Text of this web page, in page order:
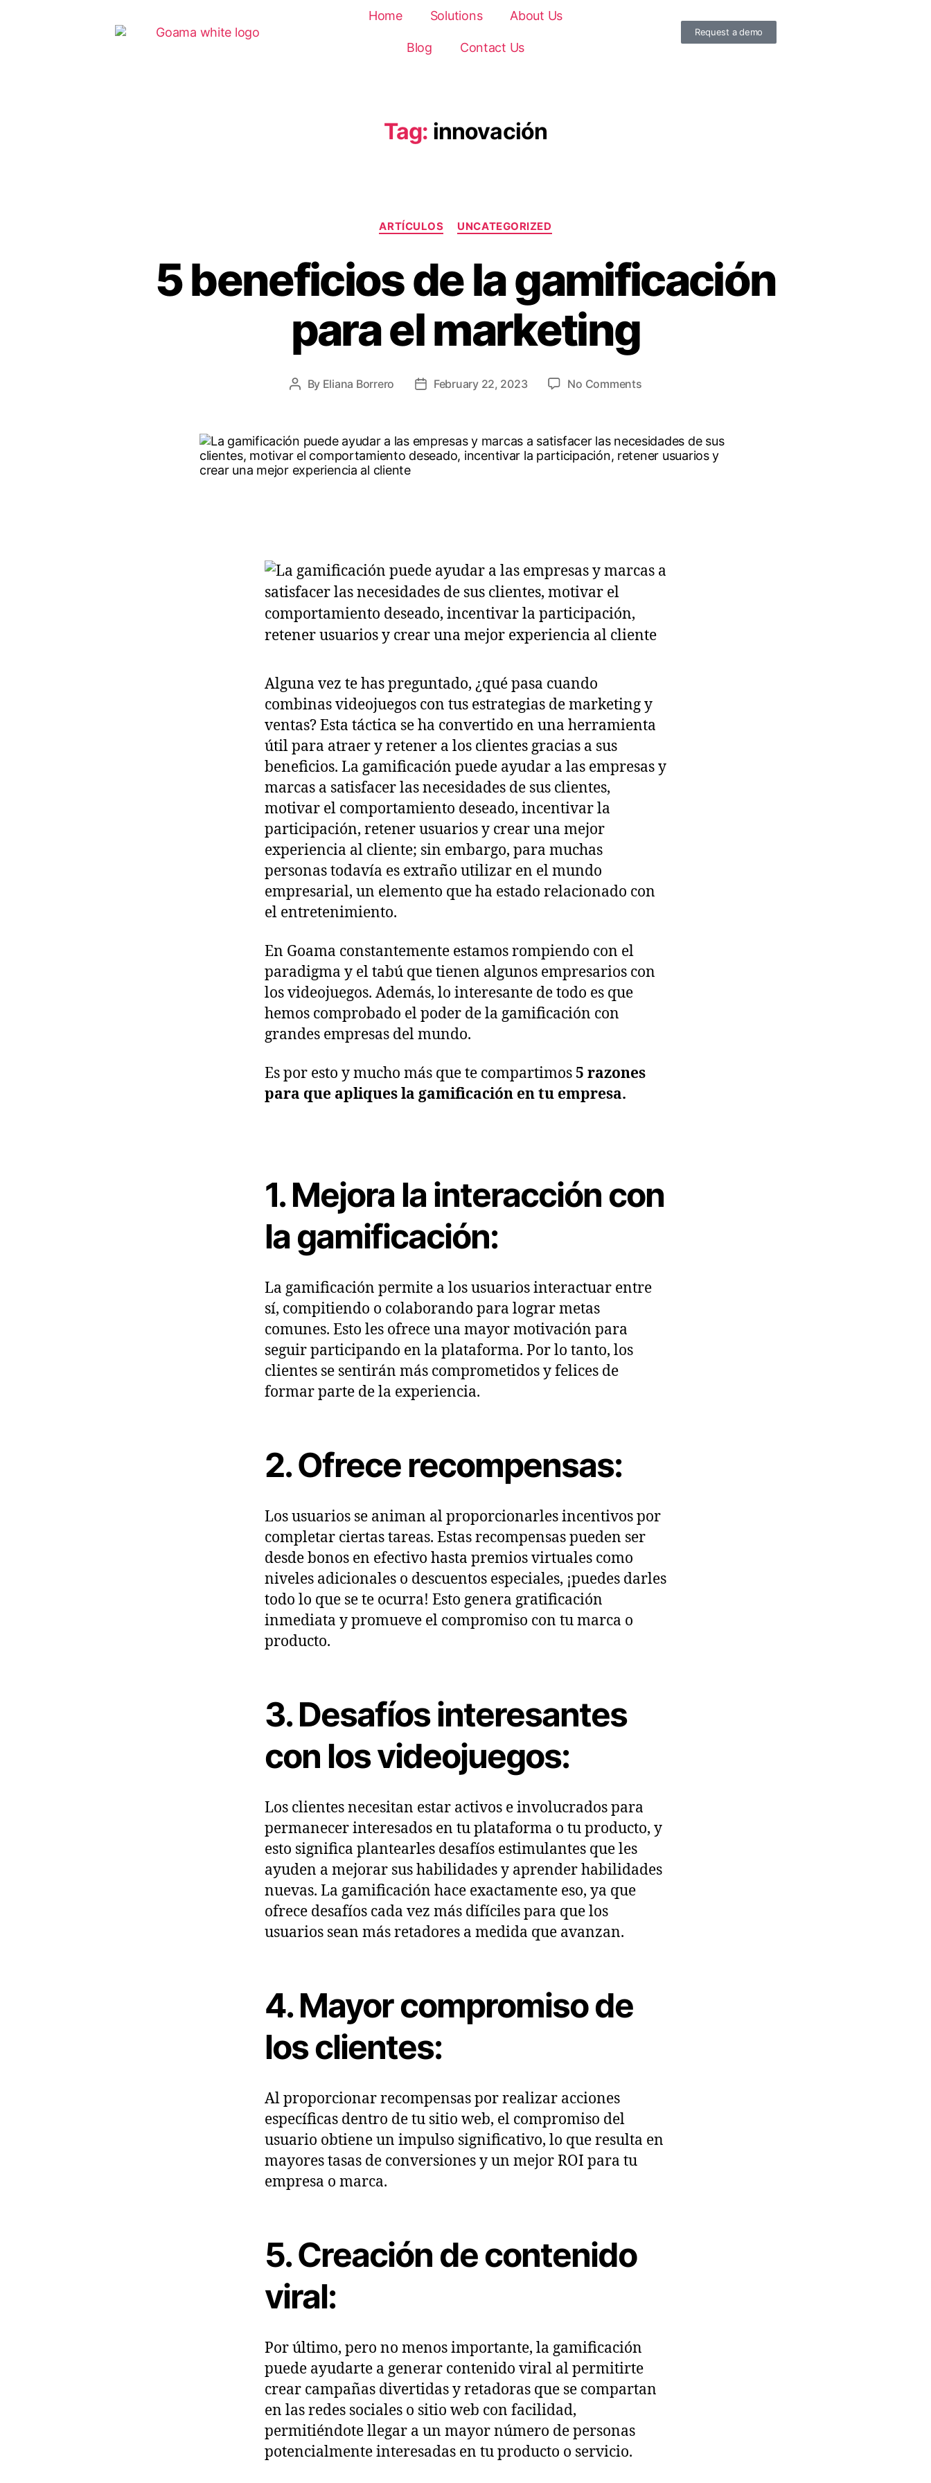
Home Solutions About Us
Blog Contact Us
Request a demo
Tag: innovación
ARTÍCULOS UNCATEGORIZED
5 beneficios de la gamificación
para el marketing
By Eliana Borrero February 22, 2023 No Comments
Alguna vez te has preguntado, ¿qué pasa cuando
combinas videojuegos con tus estrategias de marketing y
ventas? Esta táctica se ha convertido en una herramienta
útil para atraer y retener a los clientes gracias a sus
beneficios. La gamificación puede ayudar a las empresas y
marcas a satisfacer las necesidades de sus clientes,
motivar el comportamiento deseado, incentivar la
participación, retener usuarios y crear una mejor
experiencia al cliente; sin embargo, para muchas
personas todavía es extraño utilizar en el mundo
empresarial, un elemento que ha estado relacionado con
el entretenimiento.
En Goama constantemente estamos rompiendo con el
paradigma y el tabú que tienen algunos empresarios con
los videojuegos. Además, lo interesante de todo es que
hemos comprobado el poder de la gamificación con
grandes empresas del mundo.
Es por esto y mucho más que te compartimos5 razones
para que apliques la gamificación en tu empresa.
1.Mejora la interacción con
la gamificación:
La gamificación permite a los usuarios interactuar entre
sí, compitiendo o colaborando para lograr metas
comunes. Esto les ofrece una mayor motivación para
seguir participando en la plataforma. Por lo tanto, los
clientes se sentirán más comprometidos y felices de
formar parte de la experiencia.
2. Ofrece recompensas:
Los usuarios se animan al proporcionarles incentivos por
completar ciertas tareas. Estas recompensas pueden ser
desde bonos en efectivo hasta premios virtuales como
niveles adicionales o descuentos especiales, ¡puedes darles
todo lo que se te ocurra! Esto genera gratificación
inmediata y promueve el compromiso con tu marca o
producto.
3. Desafíos interesantes
con los videojuegos:
Los clientes necesitan estar activos e involucrados para
permanecer interesados ​​en tu plataforma o tu producto, y
esto significa plantearles desafíos estimulantes que les
ayuden a mejorar sus habilidades y aprender habilidades
nuevas. La gamificación hace exactamente eso, ya que
ofrece desafíos cada vez más difíciles para que los
usuarios sean más retadores a medida que avanzan.
4. Mayor compromiso de
los clientes:
Al proporcionar recompensas por realizar acciones
específicas dentro de tu sitio web, el compromiso del
usuario obtiene un impulso significativo, lo que resulta en
mayores tasas de conversiones y un mejor ROI para tu
empresa o marca.
5. Creación de contenido
viral:
Por último, pero no menos importante, la gamificación
puede ayudarte a generar contenido viral al permitirte
crear campañas divertidas y retadoras que se compartan
en las redes sociales o sitio web con facilidad,
permitiéndote llegar a un mayor número de personas
potencialmente interesadas en tu producto o servicio.